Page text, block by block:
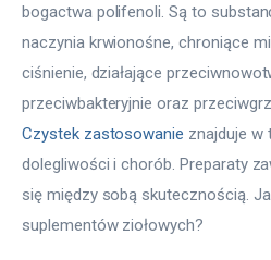
bogactwa polifenoli. Są to
naczynia krwionośne, chroniące
ciśnienie, działające
przeciwbakteryjnie oraz
Czystek zastosowanie znajduje w
dolegliwości i chorób. Preparaty
się między sobą skutecznością.
suplementów ziołowych?